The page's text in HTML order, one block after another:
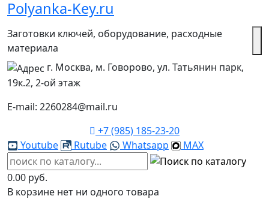
Polyanka-Key.ru
Заготовки ключей, оборудование, расходные
материала
г. Москва, м. Говорово, ул. Татьянин парк,
19к.2, 2-ой этаж
E-mail: 2260284@mail.ru
+7 (985) 185-23-20
Youtube
Rutube Whatsapp MAX
0.00 руб.
В корзине нет ни одного товара